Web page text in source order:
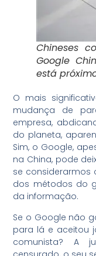
Chineses
Google
está
O mais
mudança de
empresa,
do planeta,
Sim, o Google,
na China, pode
se considerarmos
dos métodos do
da informação.
Se o Google não
para lá e aceitou
comunista? A